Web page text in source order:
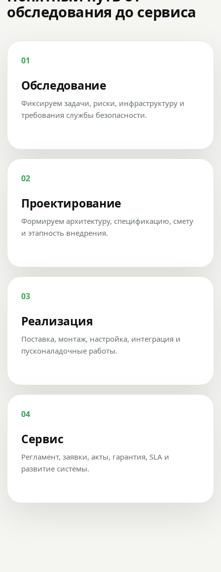
обследования до сервиса
01
Обследование
Фиксируем задачи, риски, инфраструктуру и
требования службы безопасности.
02
Проектирование
Формируем архитектуру, спецификацию, смету
и этапность внедрения.
03
Реализация
Поставка, монтаж, настройка, интеграция и
пусконаладочные работы.
04
Сервис
Регламент, заявки, акты, гарантия, SLA и
развитие системы.